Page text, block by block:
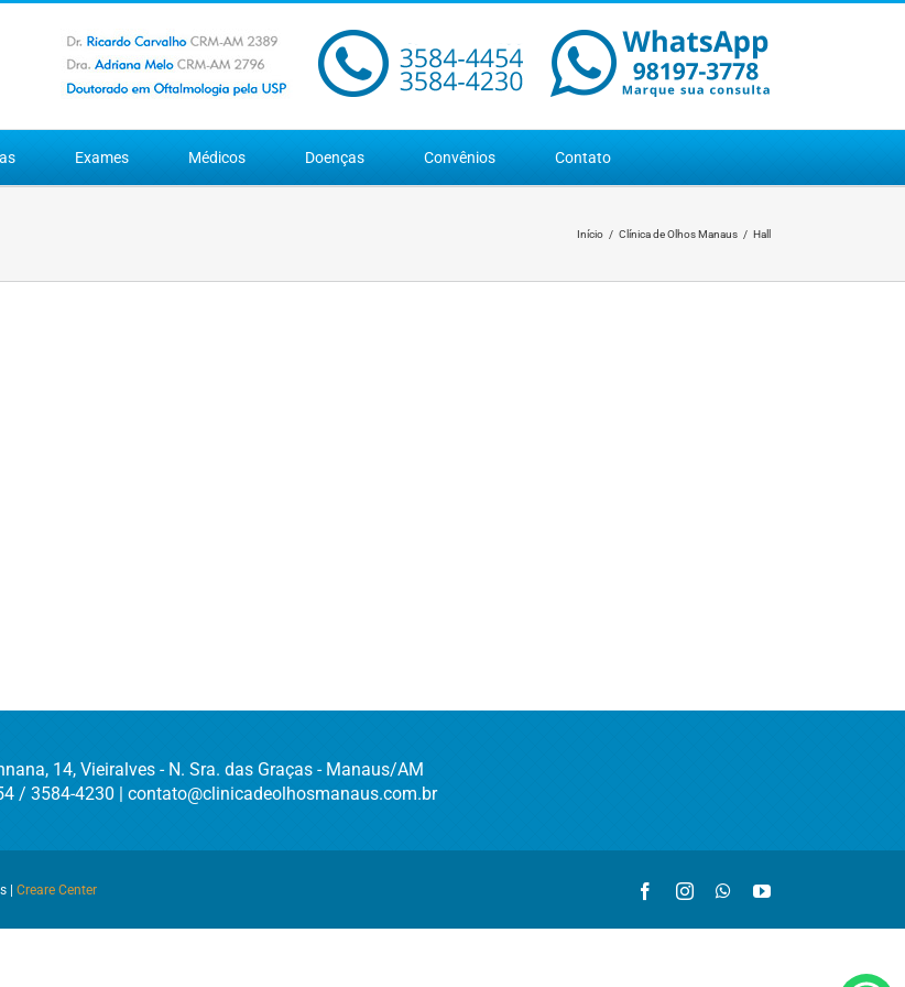
Exames Médicos Doenças Convênios Contato
Início Clínica de Olhos Manaus Hall
14, Vieiralves - N. Sra. das Graças - Manaus/AM
/ 3584-4230 | contato@clinicadeolhosmanaus.com.br
| Creare Center FacebookInstagramWhatsAppYouTube